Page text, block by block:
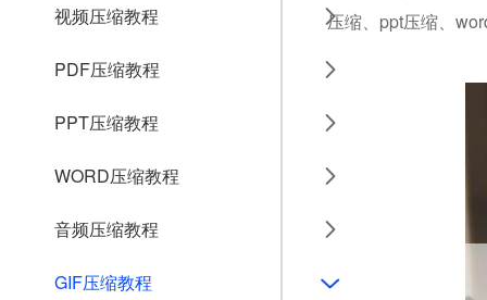
视频压缩教程
PDF压缩教程
PPT压缩教程
WORD压缩教程
音频压缩教程
GIF压缩教程
压缩、ppt压缩、